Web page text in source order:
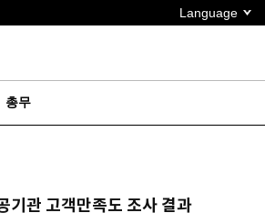
Language
총무
기관 고객만족도 조사 결과